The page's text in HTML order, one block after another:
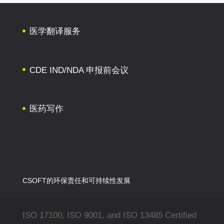
医学翻译服务
CDE IND/NDA 申报前会议
医药写作
CSOFT的环保责任和可持续性发展
ISO 17100, ISO 9001, and ISO 13485 Certified